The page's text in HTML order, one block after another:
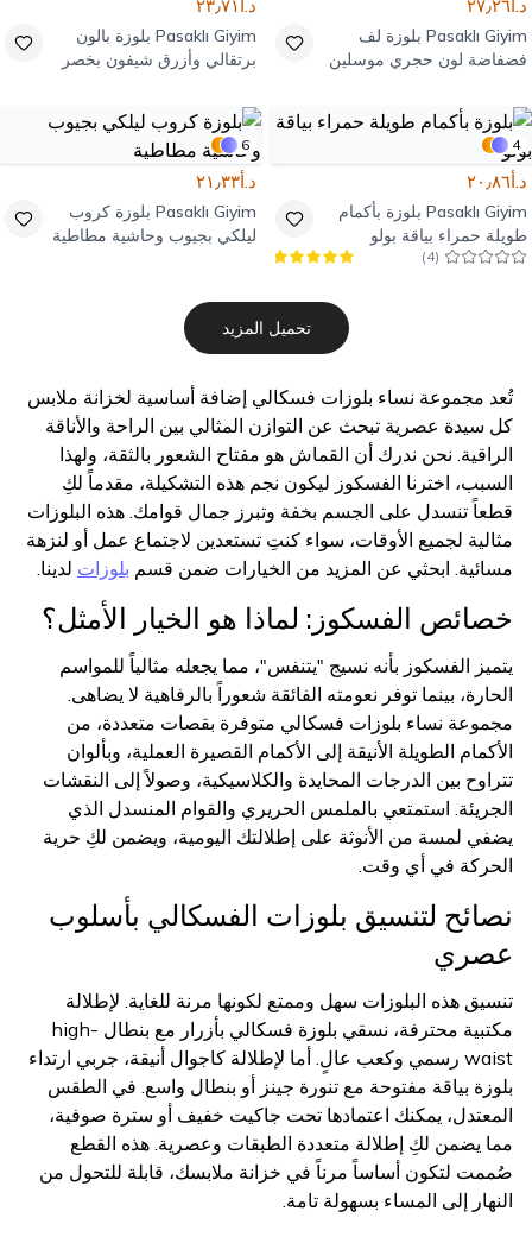
د.أ٢٧٫٢٦
Pasaklı Giyim بلوزة لف
فضفاضة لون حجري موسلين
د.أ٢٣٫٧١
Pasaklı Giyim بلوزة بالون
برتقالي وأزرق شيفون بخصر
4
د.أ٢٠٫٨٦
Pasaklı Giyim بلوزة بأكمام
طويلة حمراء بياقة بولو
(
4
)
6
د.أ٢١٫٣٣
Pasaklı Giyim بلوزة كروب
ليلكي بجيوب وحاشية مطاطية
تحميل المزيد
تُعد مجموعة نساء بلوزات فسكالي إضافة أساسية لخزانة ملابس
كل سيدة عصرية تبحث عن التوازن المثالي بين الراحة والأناقة
الراقية. نحن ندرك أن القماش هو مفتاح الشعور بالثقة، ولهذا
السبب، اخترنا الفسكوز ليكون نجم هذه التشكيلة، مقدماً لكِ
قطعاً تنسدل على الجسم بخفة وتبرز جمال قوامك. هذه البلوزات
مثالية لجميع الأوقات، سواء كنتِ تستعدين لاجتماع عمل أو لنزهة
مسائية. ابحثي عن المزيد من الخيارات ضمن قسم بلوزات لدينا.
خصائص الفسكوز: لماذا هو الخيار الأمثل؟
يتميز الفسكوز بأنه نسيج "يتنفس"، مما يجعله مثالياً للمواسم
الحارة، بينما توفر نعومته الفائقة شعوراً بالرفاهية لا يضاهى.
مجموعة نساء بلوزات فسكالي متوفرة بقصات متعددة، من
الأكمام الطويلة الأنيقة إلى الأكمام القصيرة العملية، وبألوان
تتراوح بين الدرجات المحايدة والكلاسيكية، وصولاً إلى النقشات
الجريئة. استمتعي بالملمس الحريري والقوام المنسدل الذي
يضفي لمسة من الأنوثة على إطلالتك اليومية، ويضمن لكِ حرية
الحركة في أي وقت.
نصائح لتنسيق بلوزات الفسكالي بأسلوب
عصري
تنسيق هذه البلوزات سهل وممتع لكونها مرنة للغاية. لإطلالة
مكتبية محترفة، نسقي بلوزة فسكالي بأزرار مع بنطال high-
waist رسمي وكعب عالٍ. أما لإطلالة كاجوال أنيقة، جربي ارتداء
بلوزة بياقة مفتوحة مع تنورة جينز أو بنطال واسع. في الطقس
المعتدل، يمكنك اعتمادها تحت جاكيت خفيف أو سترة صوفية،
مما يضمن لكِ إطلالة متعددة الطبقات وعصرية. هذه القطع
صُممت لتكون أساساً مرناً في خزانة ملابسك، قابلة للتحول من
النهار إلى المساء بسهولة تامة.